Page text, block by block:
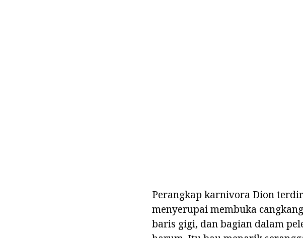
Perangkap karnivora Dion
menyerupai membuka
baris gigi, dan bagian dalam